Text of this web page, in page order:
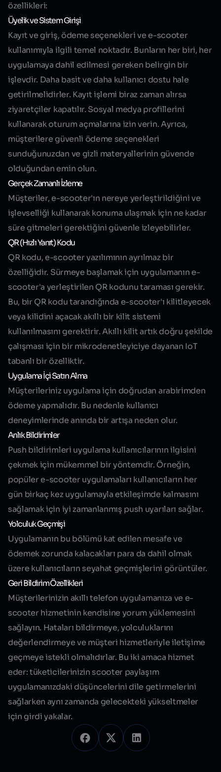
özellikleri:
Üyelik ve Sistem Girişi
Kayıt ve giriş, ödeme seçenekleri ve e-scooter
kullanımıyla ilgili temel noktadır. Bunların her biri, her
uygulamaya dahil edilmesi gereken belirgin bir
işlevdir. Daha basit ve daha kullanıcı dostu hale
getirilmelidirler. Kayıt işlemi biraz zaman alırsa
ziyaretçiler kapatılır. Sosyal medya profillerini
kullanarak oturum açmalarına izin verin. Ayrıca,
müşterilere güvenli ödeme seçenekleri
sunduğunuzdan ve gizli materyallerinin güvende
olduğundan emin olun.
Gerçek Zamanlı İzleme
Müşteriler, e-scooter'ın nereye yerleştirildiğini ve
işlevselliği kullanarak konuma ulaşmak için ne kadar
süre gitmeleri gerektiğini güvenle izleyebilirler.
QR (Hızlı Yanıt) Kodu
QR kodu, e-scooter yazılımının ayrılmaz bir
özelliğidir. Sürmeye başlamak için uygulamanın e-
scooter'a yerleştirilen QR kodunu taraması gerekir.
Bu, bir QR kodu tarandığında e-scooter'ı kilitleyecek
veya kilidini açacak akıllı bir kilit sistemi
kullanılmasını gerektirir. Akıllı kilit artık doğru şekilde
çalışması için bir mikrodenetleyiciye dayanan IoT
tabanlı bir özelliktir.
Uygulama İçi Satın Alma
Müşterileriniz uygulama için doğrudan arabirimden
ödeme yapmalıdır. Bu nedenle kullanıcı
deneyimlerinde anında bir artışa neden olur.
Anlık Bildirimler
Push bildirimleri uygulama kullanıcılarının ilgisini
çekmek için mükemmel bir yöntemdir. Örneğin,
popüler e-scooter uygulamaları kullanıcıların her
gün birkaç kez uygulamayla etkileşimde kalmasını
sağlamak için iyi zamanlanmış push uyarıları sağlar.
Yolculuk Geçmişi
Uygulamanın bu bölümü kat edilen mesafe ve
ödemek zorunda kalacakları para da dahil olmak
üzere kullanıcıların seyahat geçmişlerini görüntüler.
Geri Bildirim Özellikleri
Müşterilerinizin akıllı telefon uygulamanıza ve e-
scooter hizmetinin kendisine yorum yüklemesini
sağlayın. Hataları bildirmeye, yolculuklarını
değerlendirmeye ve müşteri hizmetleriyle iletişime
geçmeye istekli olmalıdırlar. Bu iki amaca hizmet
eder: tüketicilerinizin scooter paylaşım
uygulamanızdaki düşüncelerini dile getirmelerini
sağlarken aynı zamanda gelecekteki yükseltmeler
için girdi yakalar.